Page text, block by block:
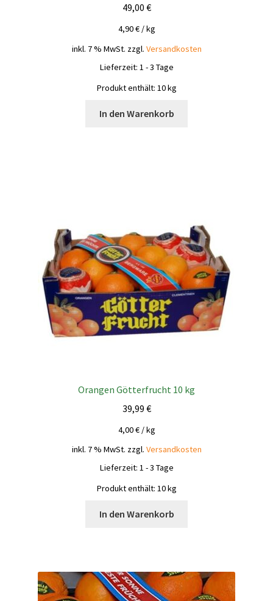
49,00 €
4,90€/kg
inkl. 7 % MwSt. zzgl. Versandkosten
Lieferzeit: 1 - 3 Tage
Produkt enthält: 10kg
In den Warenkorb
Orangen Götterfrucht 10 kg
39,99 €
4,00€/kg
inkl. 7 % MwSt. zzgl. Versandkosten
Lieferzeit: 1 - 3 Tage
Produkt enthält: 10kg
In den Warenkorb